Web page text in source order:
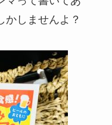
かしませんよ？